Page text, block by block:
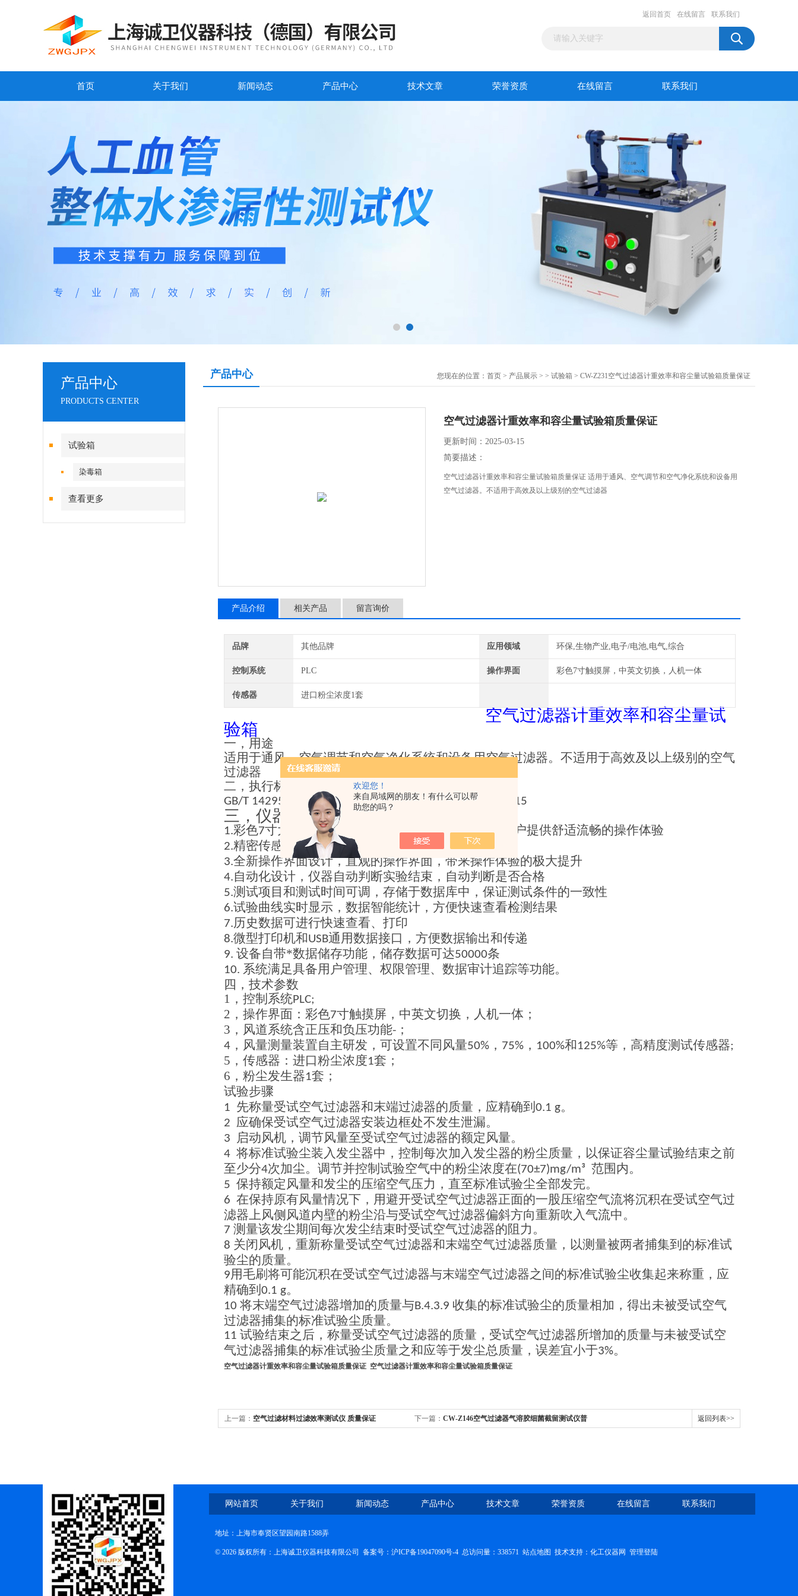
欢迎您！
来自局域网的朋友！有什么可以帮
助您的吗？
返回首页 在线留言 联系我们
首页 关于我们 新闻动态 产品中心 技术文章 荣誉资质 在线留言 联系我们
产品中心
PRODUCTS CENTER
试验箱
染毒箱
查看更多
产品中心 您现在的位置： 首页 > 产品展示 > > 试验箱 > CW-Z231空气过滤器计重效率和容尘量试验箱质量保证
空气过滤器计重效率和容尘量试验箱质量保证
更新时间：2025-03-15
简要描述：
空气过滤器计重效率和容尘量试验箱质量保证 适用于通风、空气调节和空气净化系统和设备用
空气过滤器。不适用于高效及以上级别的空气过滤器
产品介绍 相关产品 留言询价
品牌 其他品牌 应用领域 环保,生物产业,电子/电池,电气,综合
控制系统 PLC 操作界面 彩色7寸触摸屏，中英文切换，人机一体
传感器 进口粉尘浓度1套
空气过滤器计重效率和容尘量试
验箱
一， 用途
适用于通风、空气调节和空气净化系统和设备用空气过滤器。不适用于高效及以上级别的空气
过滤器
二，执行标准
GB/T 14295—2019，GB/T 13554-2020 ，GB/T 17939-2015
三， 仪器设备特点：
1.彩色7寸大触控屏搭配智能化的数据处理功能，为用户提供舒适流畅的操作体验
2.精密传感器选型，重复性好，稳定性好
3.全新操作界面设计，直观的操作界面，带来操作体验的极大提升
4.自动化设计，仪器自动判断实验结束，自动判断是否合格
5.测试项目和测试时间可调，存储于数据库中，保证测试条件的一致性
6.试验曲线实时显示，数据智能统计，方便快速查看检测结果
7.历史数据可进行快速查看、打印
8.微型打印机和USB通用数据接口，方便数据输出和传递
9. 设备自带*数据储存功能，储存数据可达50000条
10. 系统满足具备用户管理、权限管理、数据审计追踪等功能。
四， 技术参数
1， 控制系统PLC;
2， 操作界面：彩色7寸触摸屏，中英文切换，人机一体；
3， 风道系统含正压和负压功能- ；
4， 风量测量装置自主研发，可设置不同风量50% ， 75% ， 100%和125%等，高精度测试传感器;
5， 传感器：进口粉尘浓度1套；
6， 粉尘发生器1套；
试验步骤
1 先称量受试空气过滤器和末端过滤器的质量，应精确到 0.1 g。
2 应确保受试空气过滤器安装边框处不发生泄漏。
3 启动风机，调节风量至受试空气过滤器的额定风量。
4 将标准试验尘装入发尘器中，控制每次加入发尘器的粉尘质量，以保证容尘量试验结束之前
至少分4次加尘。调节并控制试验空气中的粉尘浓度在(70±7)mg/m³ 范围内。
5 保持额定风量和发尘的压缩空气压力，直至标准试验尘全部发完。
6 在保持原有风量情况下，用避开受试空气过滤器正面的一股压缩空气流将沉积在受试空气过
滤器上风侧风道内壁的粉尘沿与受试空气过滤器偏斜方向重新吹入气流中。
7 测量该发尘期间每次发尘结束时受试空气过滤器的阻力。
8 关闭风机，重新称量受试空气过滤器和末端空气过滤器质量，以测量被两者捕集到的标准试
验尘的质量。
9用毛刷将可能沉积在受试空气过滤器与末端空气过滤器之间的标准试验尘收集起来称重，应
精确到 0.1 g。
10 将末端空气过滤器增加的质量与B.4.3.9 收集的标准试验尘的质量相加，得出未被受试空气
过滤器捕集的标准试验尘质量。
11 试验结束之后，称量受试空气过滤器的质量，受试空气过滤器所增加的质量与未被受试空
气过滤器捕集的标准试验尘质量之和应等于发尘总质量，误差宜小于3%。
空气过滤器计重效率和容尘量试验箱质量保证 空气过滤器计重效率和容尘量试验箱质量保证
上一篇： 空气过滤材料过滤效率测试仪 质量保证 下一篇： CW-Z146空气过滤器气溶胶细菌截留测试仪普 返回列表>>
网站首页 关于我们 新闻动态 产品中心 技术文章 荣誉资质 在线留言 联系我们
地址：上海市奉贤区望园南路1588弄
© 2026 版权所有：上海诚卫仪器科技有限公司 备案号：沪ICP备19047090号-4 总访问量：338571 站点地图 技术支持： 化工仪器网 管理登陆